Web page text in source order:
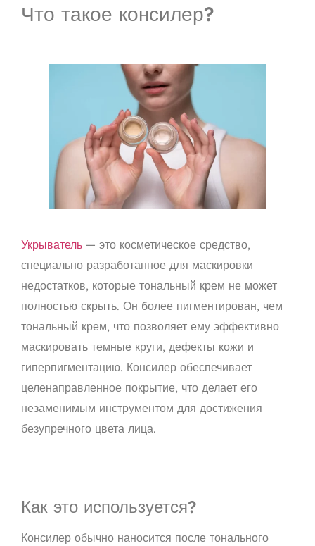
Что такое консилер?
Укрыватель — это косметическое средство,
специально разработанное для маскировки
недостатков, которые тональный крем не может
полностью скрыть. Он более пигментирован, чем
тональный крем, что позволяет ему эффективно
маскировать темные круги, дефекты кожи и
гиперпигментацию. Консилер обеспечивает
целенаправленное покрытие, что делает его
незаменимым инструментом для достижения
безупречного цвета лица.
Как это используется?
Консилер обычно наносится после тонального